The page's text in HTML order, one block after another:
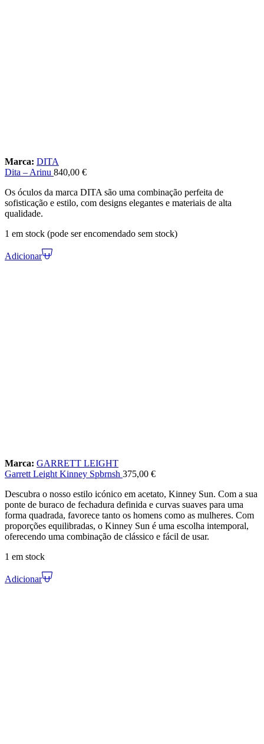
Marca: DITA
Dita – Arinu 840,00 €
Os óculos da marca DITA são uma combinação perfeita de
sofisticação e estilo, com designs elegantes e materiais de alta
qualidade.
1 em stock (pode ser encomendado sem stock)
Adicionar
Marca: GARRETT LEIGHT
Garrett Leight Kinney Spbrnsh 375,00 €
Descubra o nosso estilo icónico em acetato, Kinney Sun. Com a sua
ponte de buraco de fechadura definida e curvas suaves para uma
forma quadrada, favorece tanto os homens como as mulheres. Com
proporções equilibradas, o Kinney Sun é uma escolha intemporal,
oferecendo uma combinação de clássico e fácil de usar.
1 em stock
Adicionar